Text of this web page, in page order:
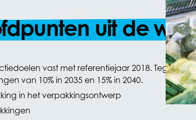
uit de
vast met referentiejaar 2018. Tegen
van 10% in 2035 en 15% in 2040.
in het verpakkingsontwerp